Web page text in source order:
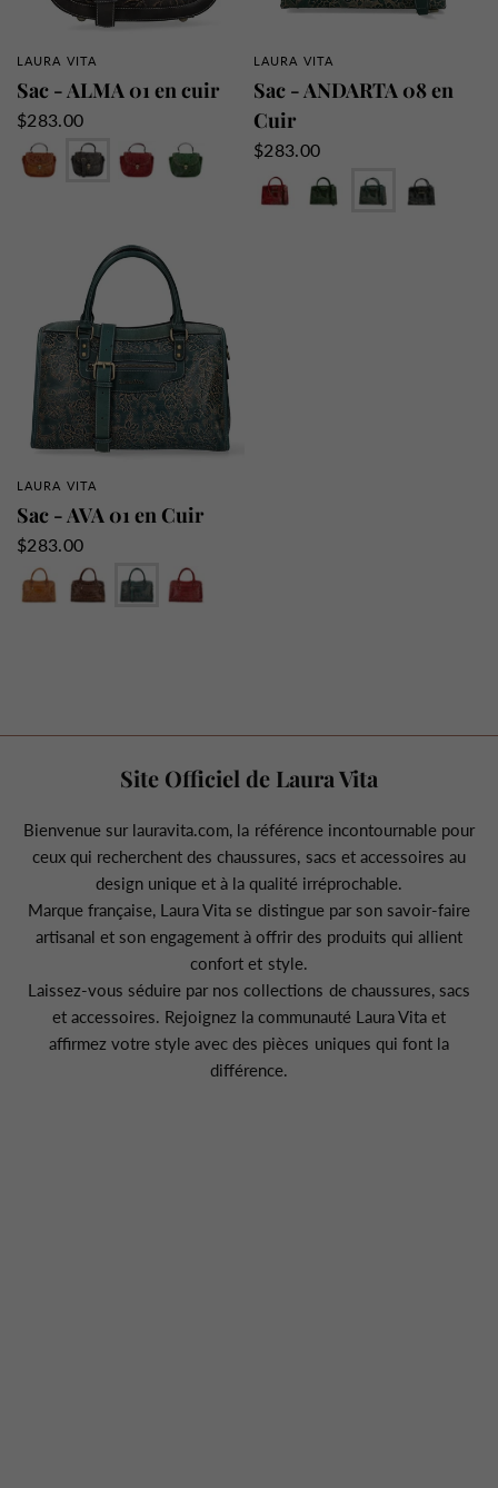
APERÇU RAPIDE
LAURA VITA
Sac - ALMA 01 en cuir
$283.00
Camel
Noir Rouge Vert
Choco
APERÇU RAPIDE
LAURA VITA
Sac - ANDARTA 08 en
Cuir
$283.00
APERÇU RAPIDE
LAURA VITA
Sac - AVA 01 en Cuir
$283.00
Camel
Choco Jeans Rouge
Vert
Site Officiel de Laura Vita
Bienvenue sur lauravita.com, la référence incontournable pour
ceux qui recherchent des chaussures, sacs et accessoires au
design unique et à la qualité irréprochable.
Marque française, Laura Vita se distingue par son savoir-faire
artisanal et son engagement à offrir des produits qui allient
confort et style.
Laissez-vous séduire par nos collections de chaussures, sacs
et accessoires. Rejoignez la communauté Laura Vita et
affirmez votre style avec des pièces uniques qui font la
différence.